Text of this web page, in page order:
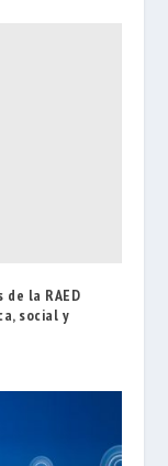
la RAED
social y